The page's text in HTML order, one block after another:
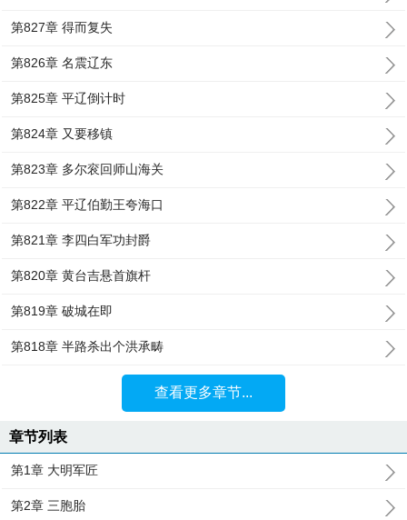
第827章 得而复失
第826章 名震辽东
第825章 平辽倒计时
第824章 又要移镇
第823章 多尔衮回师山海关
第822章 平辽伯勤王夸海口
第821章 李四白军功封爵
第820章 黄台吉悬首旗杆
第819章 破城在即
第818章 半路杀出个洪承畴
查看更多章节...
章节列表
第1章 大明军匠
第2章 三胞胎